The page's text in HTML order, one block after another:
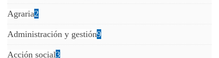
Agraria2
Administración y gestión9
Acción social3